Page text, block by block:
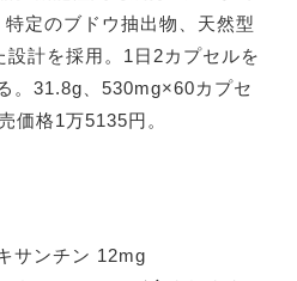
定のブドウ抽出物、天然型
設計を採用。1日2カプセルを
。31.8g、530mg×60カプセ
価格1万5135円。
サンチン 12mg